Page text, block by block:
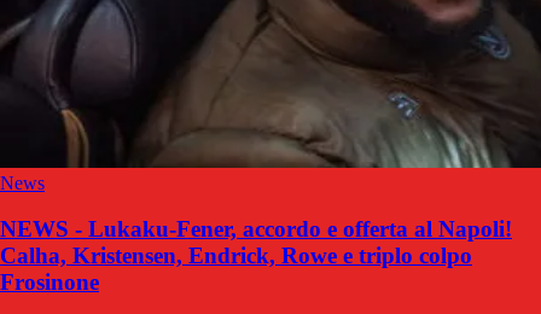
News
NEWS - Lukaku-Fener, accordo e offerta al Napoli!
Calha, Kristensen, Endrick, Rowe e triplo colpo
Frosinone